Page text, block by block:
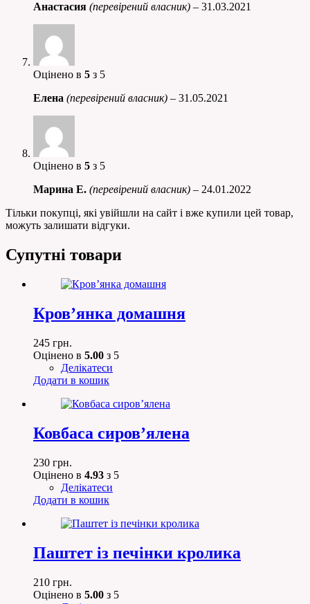
Анастасия (перевірений власник) – 31.03.2021
Оцінено в 5 з 5
Елена (перевірений власник) – 31.05.2021
Оцінено в 5 з 5
Марина Е. (перевірений власник) – 24.01.2022
Тільки покупці, які увійшли на сайт і вже купили цей товар,
можуть залишати відгуки.
Супутні товари
Кров’янка домашня
245 грн.
Оцінено в 5.00 з 5
Делікатеси
Додати в кошик
Ковбаса сиров’ялена
230 грн.
Оцінено в 4.93 з 5
Делікатеси
Додати в кошик
Паштет із печінки кролика
210 грн.
Оцінено в 5.00 з 5